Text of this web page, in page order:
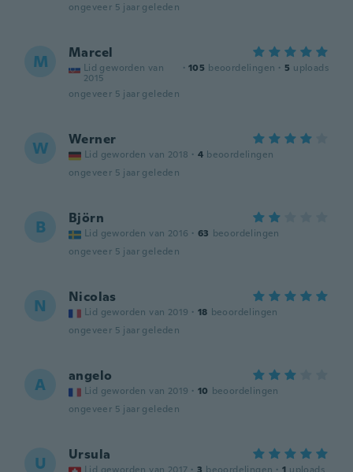
ongeveer 5 jaar geleden
M Marcel
Lid geworden van
2015
· 105 beoordelingen · 5 uploads
ongeveer 5 jaar geleden
W Werner
Lid geworden van 2018 · 4 beoordelingen
ongeveer 5 jaar geleden
B Björn
Lid geworden van 2016 · 63 beoordelingen
ongeveer 5 jaar geleden
N Nicolas
Lid geworden van 2019 · 18 beoordelingen
ongeveer 5 jaar geleden
A angelo
Lid geworden van 2019 · 10 beoordelingen
ongeveer 5 jaar geleden
U Ursula